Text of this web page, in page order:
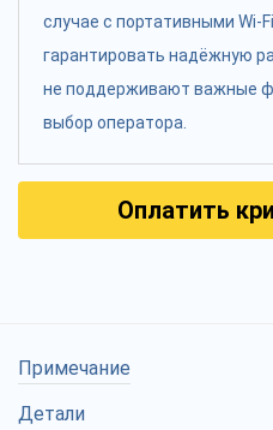
случае с портативными
гарантировать надёжную
не поддерживают важные
выбор оператора.
Оплатить
Примечание
Детали